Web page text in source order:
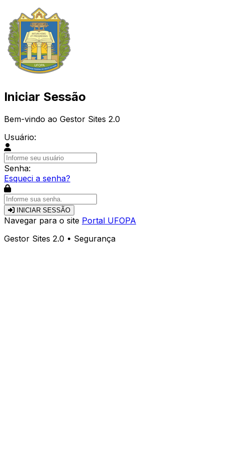
Iniciar Sessão
Bem-vindo ao Gestor Sites 2.0
Usuário:
Senha:
Esqueci a senha?
INICIAR SESSÃO
Navegar para o site Portal UFOPA
Gestor Sites 2.0 • Segurança